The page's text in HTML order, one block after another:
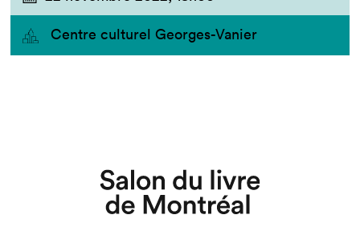
Centre culturel Georges-Vanier